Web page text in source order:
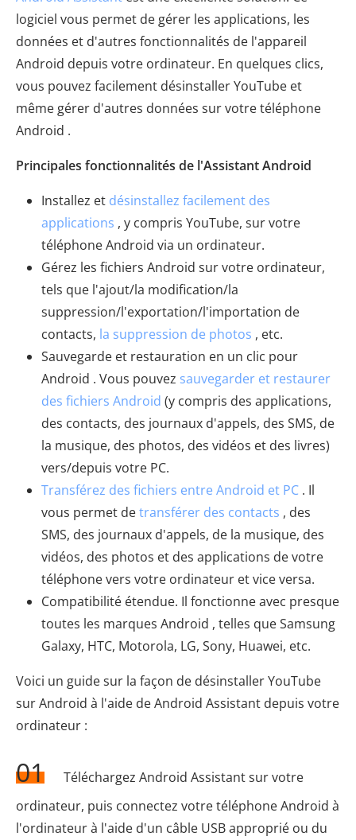
logiciel vous permet de gérer les applications, les
données et d'autres fonctionnalités de l'appareil
Android depuis votre ordinateur. En quelques clics,
vous pouvez facilement désinstaller YouTube et
même gérer d'autres données sur votre téléphone
Android .
Principales fonctionnalités de l'Assistant Android
Installez et désinstallez facilement des
applications , y compris YouTube, sur votre
téléphone Android via un ordinateur.
Gérez les fichiers Android sur votre ordinateur,
tels que l'ajout/la modification/la
suppression/l'exportation/l'importation de
contacts, la suppression de photos , etc.
Sauvegarde et restauration en un clic pour
Android . Vous pouvez sauvegarder et restaurer
des fichiers Android (y compris des applications,
des contacts, des journaux d'appels, des SMS, de
la musique, des photos, des vidéos et des livres)
vers/depuis votre PC.
Transférez des fichiers entre Android et PC . Il
vous permet detransférer des contacts , des
SMS, des journaux d'appels, de la musique, des
vidéos, des photos et des applications de votre
téléphone vers votre ordinateur et vice versa.
Compatibilité étendue. Il fonctionne avec presque
toutes les marques Android , telles que Samsung
Galaxy, HTC, Motorola, LG, Sony, Huawei, etc.
Voici un guide sur la façon de désinstaller YouTube
sur Android à l'aide de Android Assistant depuis votre
ordinateur :
01
Téléchargez Android Assistant sur votre
ordinateur, puis connectez votre téléphone Android à
l'ordinateur à l'aide d'un câble USB approprié ou du